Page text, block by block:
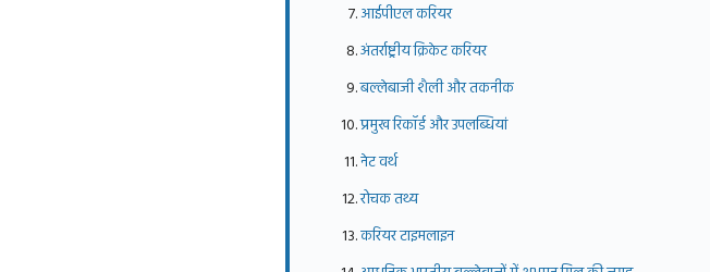
आईपीएल करियर
अंतर्राष्ट्रीय क्रिकेट करियर
बल्लेबाजी शैली और तकनीक
प्रमुख रिकॉर्ड और उपलब्धियां
नेट वर्थ
रोचक तथ्य
करियर टाइमलाइन